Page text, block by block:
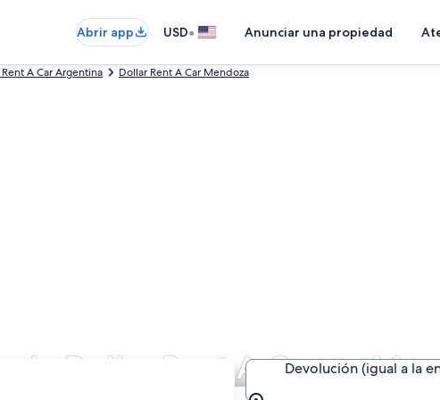
Abrir app USD• Anunciar una propiedad
A Car Argentina Dollar Rent A Car Mendoza
de Dollar Rent A Car en
Devolución (igual a la